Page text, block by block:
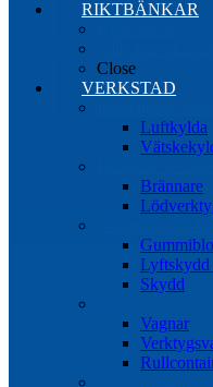
RIKTBÄNKAR
Close
VERKSTAD
Luftkylda
Brännare
Lyftskydd
Skydd
Vagnar